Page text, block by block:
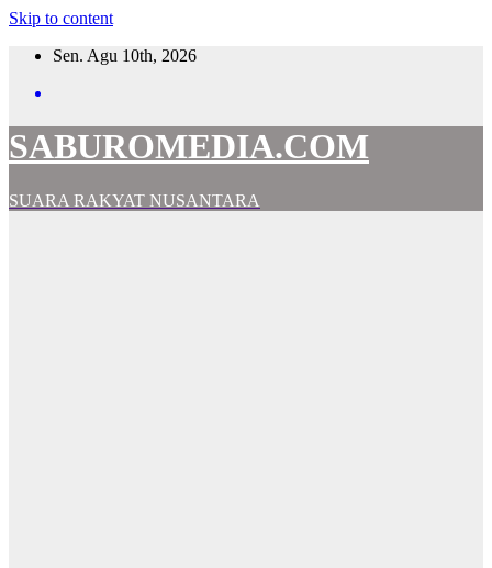
Skip to content
Sen. Agu 10th, 2026
SABUROMEDIA.COM
SUARA RAKYAT NUSANTARA